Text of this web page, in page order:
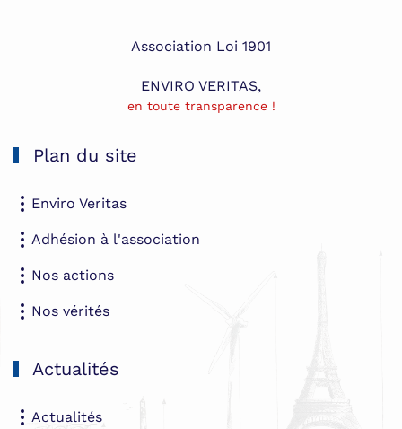
Association Loi 1901
ENVIRO VERITAS,
en toute transparence !
Plan du site
Enviro Veritas
Adhésion à l'association
Nos actions
Nos vérités
Actualités
Actualités